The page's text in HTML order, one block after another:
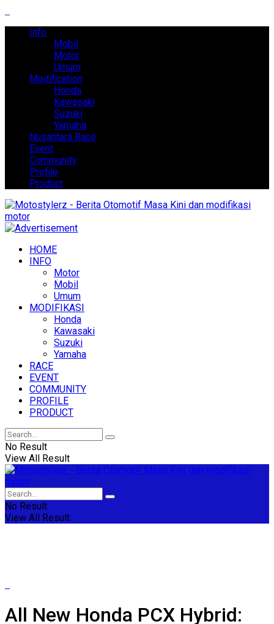
Info
Mobil
Motor
Umum
Modification
Honda
Kawasaki
Suzuki
Yamaha
Nusantara Race
Event
Community
Profile
Product
HOME
INFO
Motor
Mobil
Umum
MODIFIKASI
Honda
Kawasaki
Suzuki
Yamaha
RACE
EVENT
COMMUNITY
PROFILE
PRODUCT
No Result
View All Result
No Result
View All Result
All New Honda PCX Hybrid: